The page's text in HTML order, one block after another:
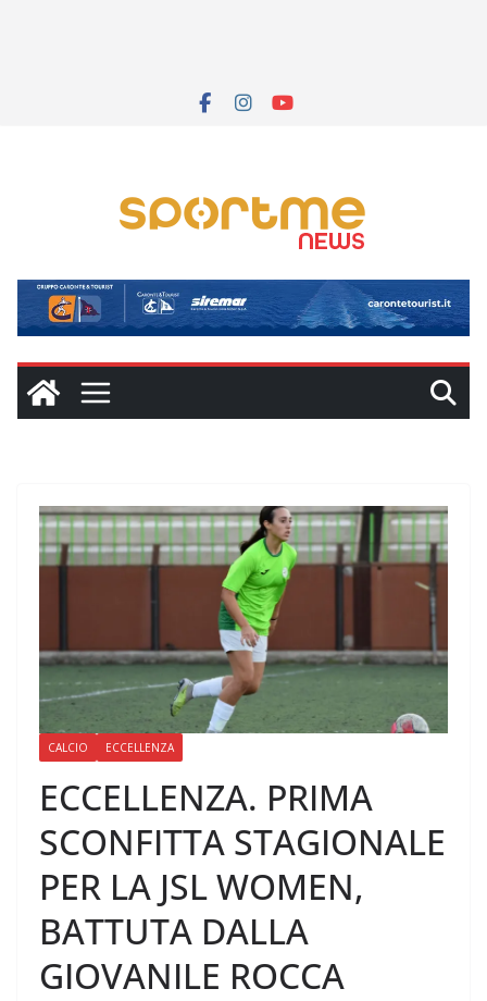
CALCIO ECCELLENZA
ECCELLENZA. PRIMA
SCONFITTA STAGIONALE
PER LA JSL WOMEN,
BATTUTA DALLA
GIOVANILE ROCCA